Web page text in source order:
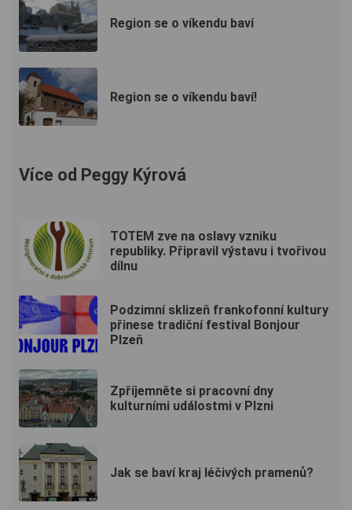
Region se o víkendu baví
Region se o víkendu baví!
Více od Peggy Kýrová
TOTEM zve na oslavy vzniku
republiky. Připravil výstavu i tvořivou
dílnu
Podzimní sklizeň frankofonní kultury
přinese tradiční festival Bonjour
Plzeň
Zpříjemněte si pracovní dny
kulturními událostmi v Plzni
Jak se baví kraj léčivých pramenů?